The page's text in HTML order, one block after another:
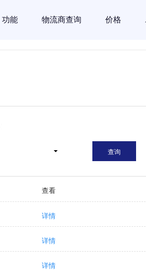
功能 物流商查询 价格
查询
查看
详情
详情
详情